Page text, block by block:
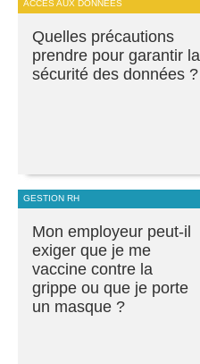
ACCÈS AUX DONNÉES
Quelles précautions
prendre pour garantir la
sécurité des données ?
GESTION RH
Mon employeur peut-il
exiger que je me
vaccine contre la
grippe ou que je porte
un masque ?